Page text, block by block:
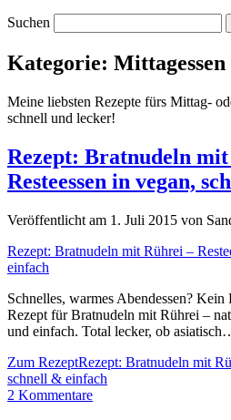
Suchen
Kategorie: Mittagessen
Meine liebsten Rezepte fürs Mittag-
schnell und lecker!
Rezept: Bratnudeln
Resteessen in vegan,
Veröffentlicht am 1. Juli 2015 von
Rezept: Bratnudeln mit Rührei –
einfach
Schnelles, warmes Abendessen? Kein
Rezept für Bratnudeln mit Rührei –
und einfach. Total lecker, ob
Zum RezeptRezept: Bratnudeln mit
schnell & einfach
2 Kommentare